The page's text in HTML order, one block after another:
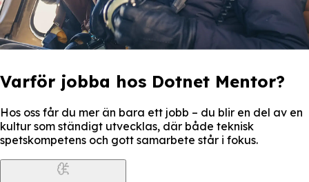
Varför jobba hos Dotnet Mentor?
Hos oss får du mer än bara ett jobb – du blir en del av en
kultur som ständigt utvecklas, där både teknisk
spetskompetens och gott samarbete står i fokus.